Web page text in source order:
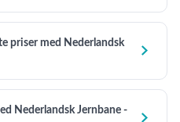
priser med Nederlandsk

Nederlandsk Jernbane -
